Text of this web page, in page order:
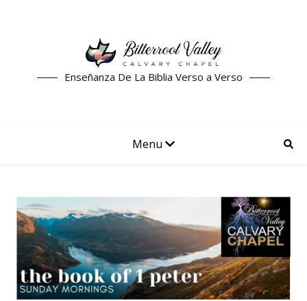
Enseñanza De La Biblia Verso a Verso
Menu